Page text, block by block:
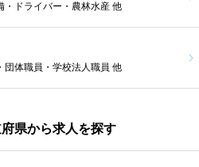
・ドライバー・農林水産 他
団体職員・学校法人職員 他
県から求人を探す